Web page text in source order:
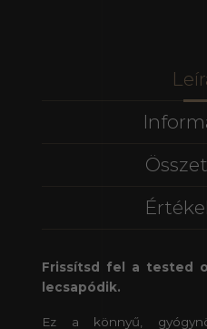
Frissítsd fel a tested
lecsapódik.
Ez a könnyű,